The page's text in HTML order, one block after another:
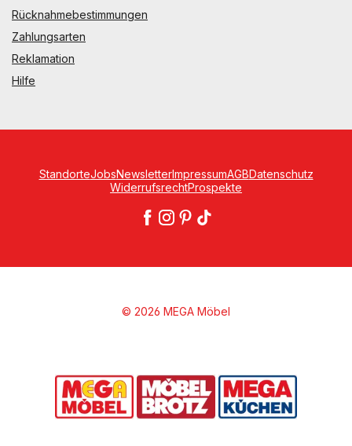
Rücknahmebestimmungen
Zahlungsarten
Reklamation
Hilfe
StandorteJobsNewsletterImpressumAGBDatenschutz
WiderrufsrechtProspekte
© 2026 MEGA Möbel